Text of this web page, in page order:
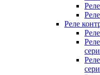
Реле